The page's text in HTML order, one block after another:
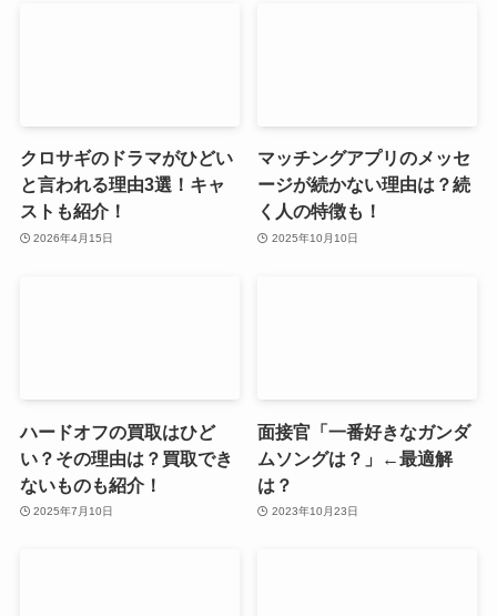
クロサギのドラマがひどい
と言われる理由3選！キャ
ストも紹介！
2026年4月15日
マッチングアプリのメッセ
ージが続かない理由は？続
く人の特徴も！
2025年10月10日
ハードオフの買取はひど
い？その理由は？買取でき
ないものも紹介！
2025年7月10日
面接官「一番好きなガンダ
ムソングは？」←最適解
は？
2023年10月23日